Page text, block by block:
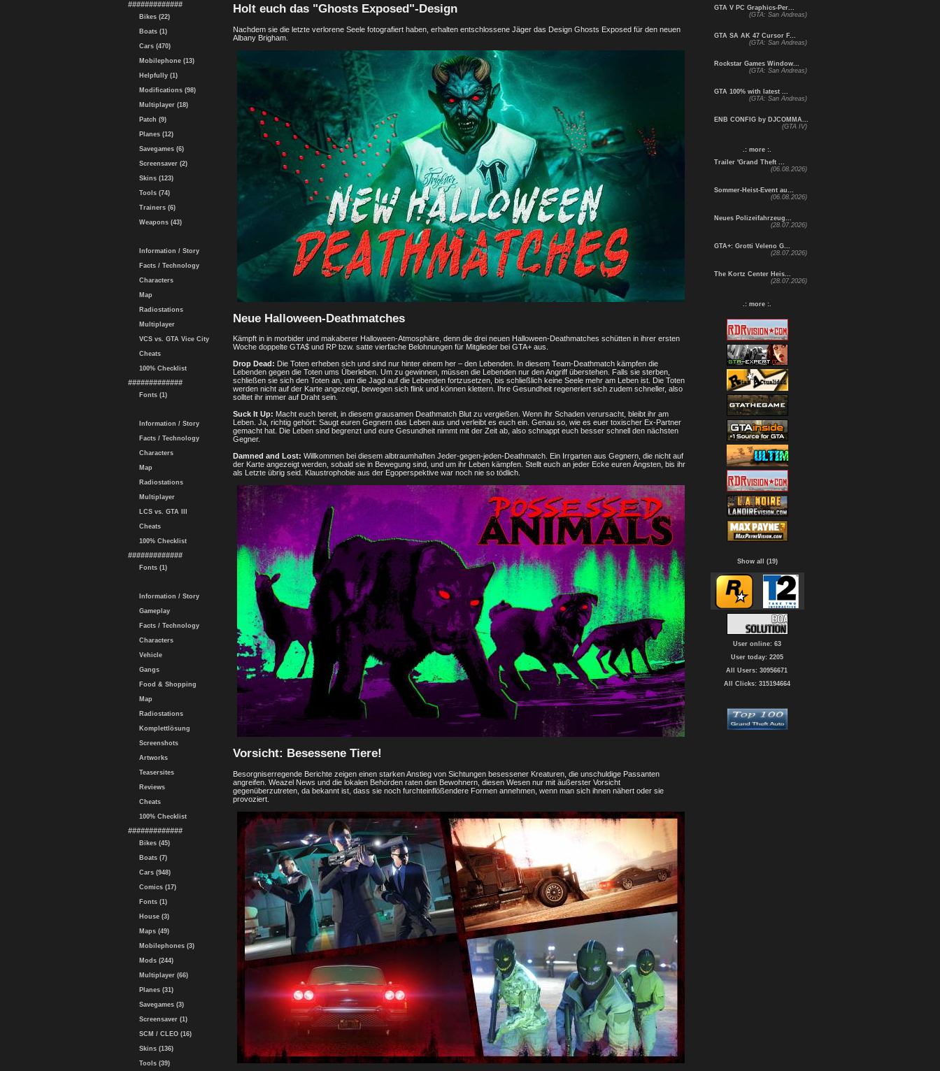
#############
Bikes (22)
Boats (1)
Cars (470)
Mobilephone (13)
Helpfully (1)
Modifications (98)
Multiplayer (18)
Patch (9)
Planes (12)
Savegames (6)
Screensaver (2)
Skins (123)
Tools (74)
Trainers (6)
Weapons (43)
Information / Story
Facts / Technology
Characters
Map
Radiostations
Multiplayer
VCS vs. GTA Vice City
Cheats
100% Checklist
#############
Fonts (1)
Information / Story
Facts / Technology
Characters
Map
Radiostations
Multiplayer
LCS vs. GTA III
Cheats
100% Checklist
#############
Fonts (1)
Information / Story
Gameplay
Facts / Technology
Characters
Vehicle
Gangs
Food & Shopping
Map
Radiostations
Komplettlösung
Screenshots
Artworks
Teasersites
Reviews
Cheats
100% Checklist
#############
Bikes (45)
Boats (7)
Cars (948)
Comics (17)
Fonts (1)
House (3)
Maps (49)
Mobilephones (3)
Mods (244)
Multiplayer (66)
Planes (31)
Savegames (3)
Screensaver (1)
SCM / CLEO (16)
Skins (136)
Tools (39)
Holt euch das "Ghosts Exposed"-Design
Nachdem sie die letzte verlorene Seele fotografiert haben, erhalten entschlossene Jäger das Design Ghosts Exposed für den neuen
Albany Brigham.
Neue Halloween-Deathmatches
Kämpft in in morbider und makaberer Halloween-Atmosphäre, denn die drei neuen Halloween-Deathmatches schütten in ihrer ersten
Woche doppelte GTA$ und RP bzw. satte vierfache Belohnungen für Mitglieder bei GTA+ aus.
Drop Dead: Die Toten erheben sich und sind nur hinter einem her – den Lebenden. In diesem Team-Deathmatch kämpfen die
Lebenden gegen die Toten ums Überleben. Um zu gewinnen, müssen die Lebenden nur den Angriff überstehen. Falls sie sterben,
schließen sie sich den Toten an, um die Jagd auf die Lebenden fortzusetzen, bis schließlich keine Seele mehr am Leben ist. Die Toten
werden nicht auf der Karte angezeigt, bewegen sich flink und können klettern. Ihre Gesundheit regeneriert sich zudem schneller, also
solltet ihr immer auf Draht sein.
Suck It Up: Macht euch bereit, in diesem grausamen Deathmatch Blut zu vergießen. Wenn ihr Schaden verursacht, bleibt ihr am
Leben. Ja, richtig gehört: Saugt euren Gegnern das Leben aus und verleibt es euch ein. Genau so, wie es euer toxischer Ex-Partner
gemacht hat. Die Leben sind begrenzt und eure Gesundheit nimmt mit der Zeit ab, also schnappt euch besser schnell den nächsten
Gegner.
Damned and Lost: Willkommen bei diesem albtraumhaften Jeder-gegen-jeden-Deathmatch. Ein Irrgarten aus Gegnern, die nicht auf
der Karte angezeigt werden, sobald sie in Bewegung sind, und um ihr Leben kämpfen. Stellt euch an jeder Ecke euren Ängsten, bis ihr
als Letzte übrig seid. Klaustrophobie aus der Egoperspektive war noch nie so tödlich.
Vorsicht: Besessene Tiere!
Besorgniserregende Berichte zeigen einen starken Anstieg von Sichtungen besessener Kreaturen, die unschuldige Passanten
angreifen. Weazel News und die lokalen Behörden raten den Bewohnern, diesen Wesen nur mit äußerster Vorsicht
gegenüberzutreten, da bekannt ist, dass sie noch furchteinflößendere Formen annehmen, wenn man sich ihnen nähert oder sie
provoziert.
GTA V PC Graphics-Per...
(GTA: San Andreas)
GTA SA AK 47 Cursor F...
(GTA: San Andreas)
Rockstar Games Window...
(GTA: San Andreas)
GTA 100% with latest ...
(GTA: San Andreas)
ENB CONFIG by DJCOMMA...
(GTA IV)
.: more :.
Trailer 'Grand Theft ...
(06.08.2026)
Sommer-Heist-Event au...
(06.08.2026)
Neues Polizeifahrzeug...
(28.07.2026)
GTA+: Grotti Veleno G...
(28.07.2026)
The Kortz Center Heis...
(28.07.2026)
.: more :.
Show all (19)
User online: 63
User today: 2205
All Users: 30956671
All Clicks: 315194664